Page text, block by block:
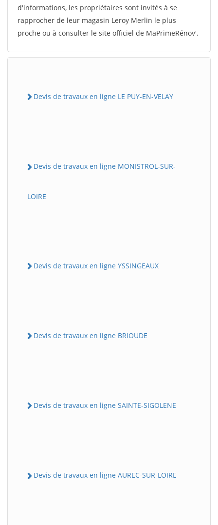
d'informations, les propriétaires sont invités à se
rapprocher de leur magasin Leroy Merlin le plus
proche ou à consulter le site officiel de MaPrimeRénov'.
Devis de travaux en ligne LE PUY-EN-VELAY
Devis de travaux en ligne MONISTROL-SUR-
LOIRE
Devis de travaux en ligne YSSINGEAUX
Devis de travaux en ligne BRIOUDE
Devis de travaux en ligne SAINTE-SIGOLENE
Devis de travaux en ligne AUREC-SUR-LOIRE